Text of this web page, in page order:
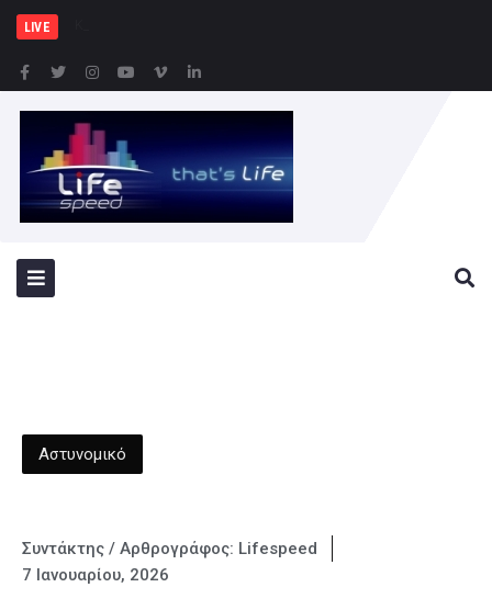
LIVE
Αστυνομικό
Συντάκτης / Αρθρογράφος: Lifespeed
7 Ιανουαρίου, 2026